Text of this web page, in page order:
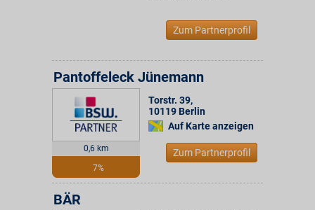
Zum Partnerprofil
0,6 km
7%
Pantoffeleck Jünemann
Torstr. 39,
10119 Berlin
Auf Karte anzeigen
Zum Partnerprofil
BÄR